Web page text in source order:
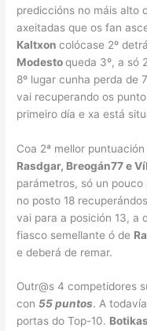
prediccións no máis alto
axeitadas que os fan
Kaltxoncolócase 2º
Modestoqueda 3º, a só
8º lugar cunha perda de
vai recuperando os
primeiro día e xa está
Coa 2ª mellor
Rasdgar, Breogán77 e
parámetros, só un pouco
no posto 18
vai para a posición 13, a
fiasco semellante ó de
e deberá de remar.
Outr@s 4 competidores
con55 puntos. A
portas do Top-10. Botikas